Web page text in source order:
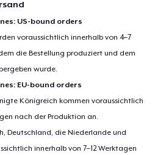
US-bound orders
voraussichtlich innerhalb von 4–7
die Bestellung produziert und dem
wurde.
EU-bound orders
Königreich kommen voraussichtlich
nach der Produktion an.
Deutschland, die Niederlande und
innerhalb von 7–12 Werktagen